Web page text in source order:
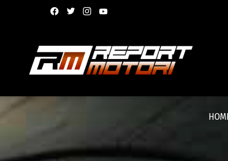
facebooktwitterinstagram